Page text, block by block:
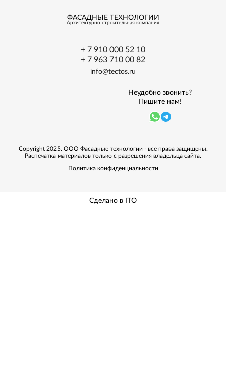
ФАСАДНЫЕ ТЕХНОЛОГИИ
Архитектурно строительная компания
Copyright 2025. ООО Фасадные технологии - все права защищены.
Распечатка материалов только с разрешения владельца сайта.
Политика конфиденциальности
Неудобно звонить?
Пишите нам!
+ 7 910 000 52 10
+ 7 963 710 00 82
info@tectos.ru
Сделано в ITO